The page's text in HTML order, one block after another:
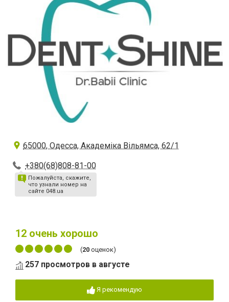
65000, Одесса, ​Академіка Вільямса, 62/1
+380(68)808-81-00
Пожалуйста, скажите,
что узнали номер на
сайте 048.ua
12 очень хорошо
(20 оценок)
257 просмотров в августе
Я рекомендую